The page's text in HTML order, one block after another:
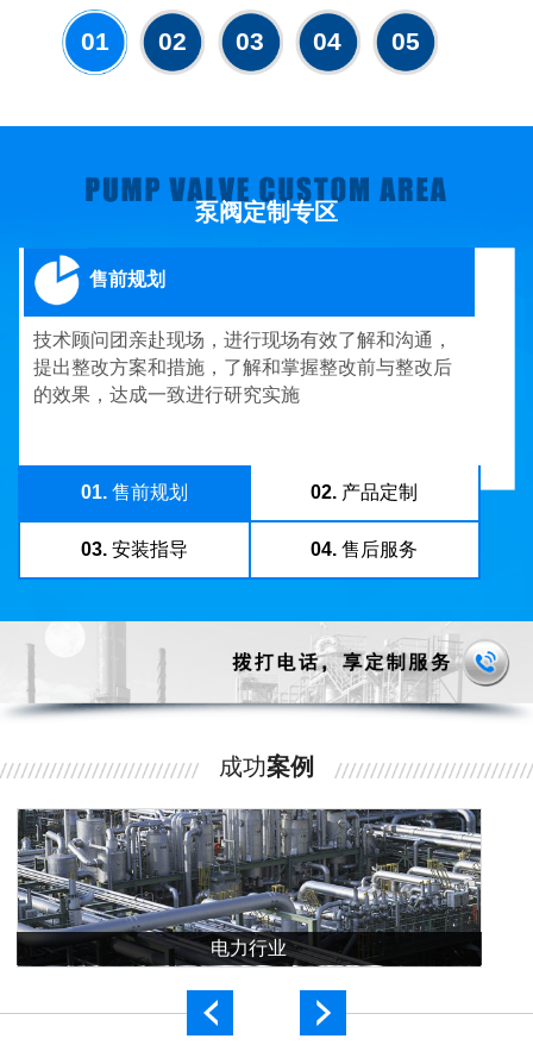
01 02 03 04 05
泵阀定制专区
售前规划
技术顾问团亲赴现场，进行现场有效了解和沟通，
提出整改方案和措施，了解和掌握整改前与整改后
的效果，达成一致进行研究实施
01.售前规划 02. 产品定制
03.安装指导 04. 售后服务
成功案例
电力行业